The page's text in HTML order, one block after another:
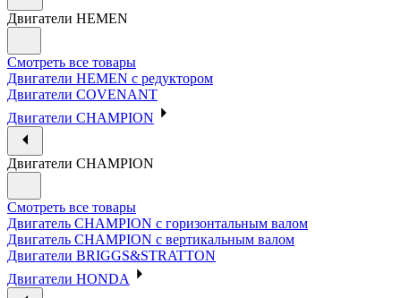
Двигатели HEMEN
Смотреть все товары
Двигатели HEMEN с редуктором
Двигатели COVENANT
Двигатели CHAMPION
Двигатели CHAMPION
Смотреть все товары
Двигатель CHAMPION с горизонтальным валом
Двигатель CHAMPION с вертикальным валом
Двигатели BRIGGS&STRATTON
Двигатели HONDA